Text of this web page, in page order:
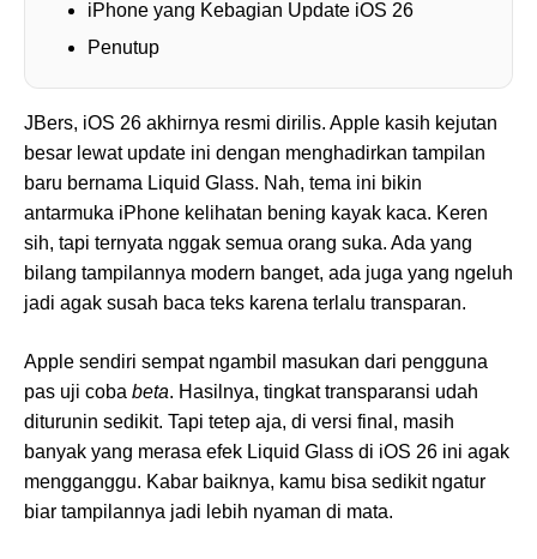
iPhone yang Kebagian Update iOS 26
Penutup
JBers, iOS 26 akhirnya resmi dirilis. Apple kasih kejutan
besar lewat update ini dengan menghadirkan tampilan
baru bernama Liquid Glass. Nah, tema ini bikin
antarmuka iPhone kelihatan bening kayak kaca. Keren
sih, tapi ternyata nggak semua orang suka. Ada yang
bilang tampilannya modern banget, ada juga yang ngeluh
jadi agak susah baca teks karena terlalu transparan.
Apple sendiri sempat ngambil masukan dari pengguna
pas uji coba beta. Hasilnya, tingkat transparansi udah
diturunin sedikit. Tapi tetep aja, di versi final, masih
banyak yang merasa efek Liquid Glass di iOS 26 ini agak
mengganggu. Kabar baiknya, kamu bisa sedikit ngatur
biar tampilannya jadi lebih nyaman di mata.